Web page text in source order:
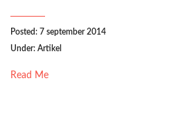
Posted: 7 september 2014
Under: Artikel
Read Me